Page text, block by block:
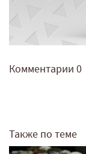
Комментарии 0
Также по теме